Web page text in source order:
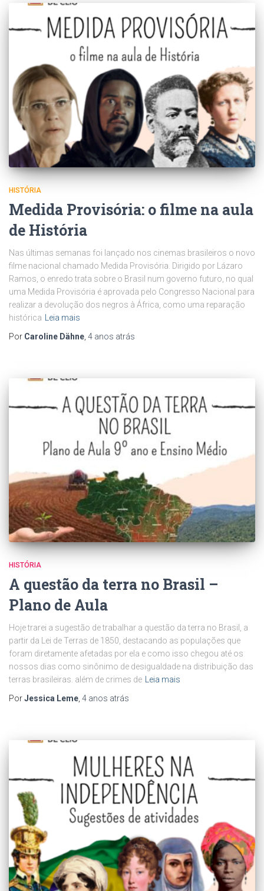
HISTÓRIA
Medida Provisória: o filme na aula
de História
Nas últimas semanas foi lançado nos cinemas brasileiros o novo
filme nacional chamado Medida Provisória. Dirigido por Lázaro
Ramos, o enredo trata sobre o Brasil num governo futuro, no qual
uma Medida Provisória é aprovada pelo Congresso Nacional para
realizar a devolução dos negros à África, como uma reparação
histórica
Leia mais
Por Caroline Dähne 4 anos atrás
HISTÓRIA
A questão da terra no Brasil –
Plano de Aula
Hoje trarei a sugestão de trabalhar a questão da terra no Brasil, a
partir da Lei de Terras de 1850, destacando as populações que
foram diretamente afetadas por ela e como isso chegou até os
nossos dias como sinônimo de desigualdade na distribuição das
terras brasileiras. além de crimes de Leia mais
PorJessica Leme, 4 anos atrás